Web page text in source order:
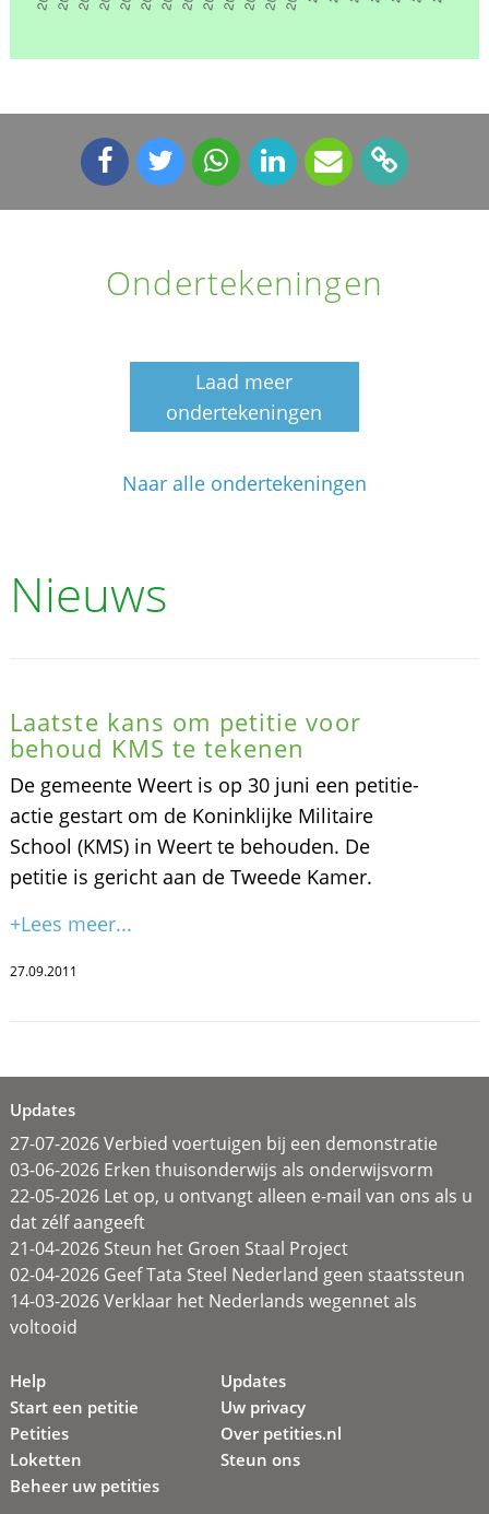
Ondertekeningen
Laad meer
ondertekeningen
Naar alle ondertekeningen
Nieuws
Laatste kans om petitie voor
behoud KMS te tekenen
De gemeente Weert is op 30 juni een petitie-
actie gestart om de Koninklijke Militaire
School (KMS) in Weert te behouden. De
petitie is gericht aan de Tweede Kamer.
+Lees meer...
27.09.2011
Updates
27-07-2026 Verbied voertuigen bij een demonstratie
03-06-2026 Erken thuisonderwijs als onderwijsvorm
22-05-2026 Let op, u ontvangt alleen e-mail van ons als u
dat zélf aangeeft
21-04-2026 Steun het Groen Staal Project
02-04-2026 Geef Tata Steel Nederland geen staatssteun
14-03-2026 Verklaar het Nederlands wegennet als
voltooid
Help
Start een petitie
Petities
Loketten
Beheer uw petities
Updates
Uw privacy
Over petities.nl
Steun ons